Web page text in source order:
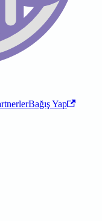
Bağış Yap